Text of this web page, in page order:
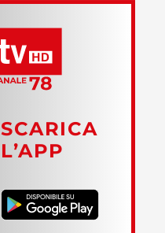
SCARICA
L’APP